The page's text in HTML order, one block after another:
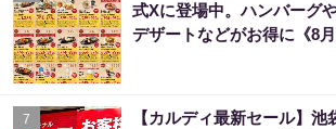
式Xに登場中。ハンバーグ
デザートなどがお得に《8月
7
【カルディ最新セール】